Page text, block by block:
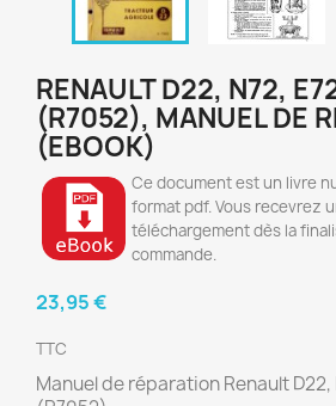
RENAULT D22, N72,
(R7052), MANUEL DE
(EBOOK)
Ce document est un livre
format pdf. Vous recevrez
téléchargement dès la
commande.
23,95 €
TTC
Manuel de réparation Renault D22,